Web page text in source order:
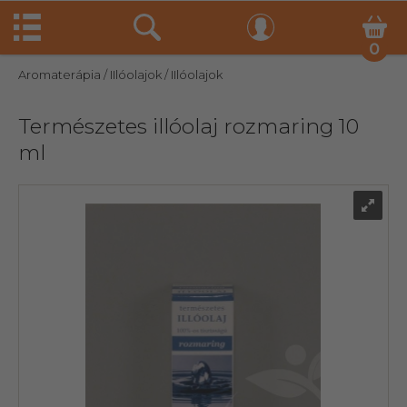
0
Aromaterápia / IIlóolajok/ IIlóolajok
Természetes illóolaj rozmaring 10
ml